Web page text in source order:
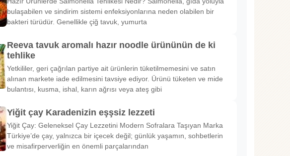
bulaşabilen ve sindirim sistemi enfeksiyonlarına neden olabilen bir
bakteri türüdür. Genellikle çiğ tavuk, yumurta
Reeva tavuk aromalı hazır noodle ürününün de ki
tehlike
Yetkililer, geri çağrılan partiye ait ürünlerin tüketilmemesini ve satın
alınan markete iade edilmesini tavsiye ediyor. Ürünü tüketen ve mide
bulantısı, kusma, ishal, karın ağrısı veya ateş gibi
Yiğit çay Karadenizin eşşsiz lezzeti
Yiğit Çay: Geleneksel Çay Lezzetini Modern Sofralara Taşıyan Marka
Türkiye’de çay, yalnızca bir içecek değil; günlük yaşamın, sohbetlerin
ve misafirperverliğin en önemli parçalarından